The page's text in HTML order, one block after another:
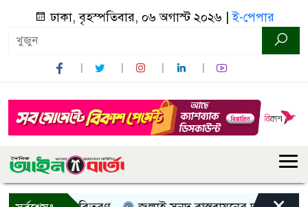
ঢাকা, বৃহস্পতিবার, ০৬ অগাস্ট ২০২৬ |ই-পেপার